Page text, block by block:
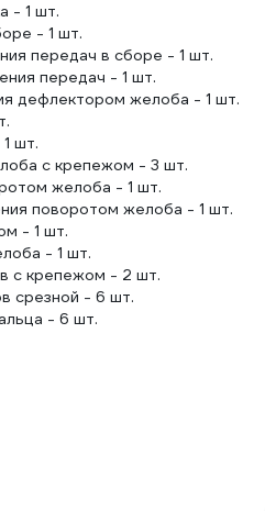
- 1 шт.
- 1 шт.
передач в сборе - 1 шт.
передач - 1 шт.
дефлектором желоба - 1 шт.
шт.
с крепежом - 3 шт.
желоба - 1 шт.
поворотом желоба - 1 шт.
- 1 шт.
- 1 шт.
с крепежом - 2 шт.
срезной - 6 шт.
- 6 шт.